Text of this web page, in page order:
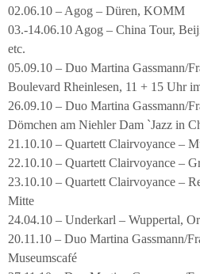
02.06.10 – Agog – Düren, KOMM
03.-14.06.10 Agog – China Tour,
etc.
05.09.10 – Duo Martina Gassmann/
Boulevard Rheinlesen, 11 + 15 Uhr
26.09.10 – Duo Martina Gassmann/
Dömchen am Niehler Dam `Jazz in
21.10.10 – Quartett Clairvoyance –
22.10.10 – Quartett Clairvoyance –
23.10.10 – Quartett Clairvoyance –
Mitte
24.04.10 – Underkarl – Wuppertal,
20.11.10 – Duo Martina Gassmann/
Museumscafé